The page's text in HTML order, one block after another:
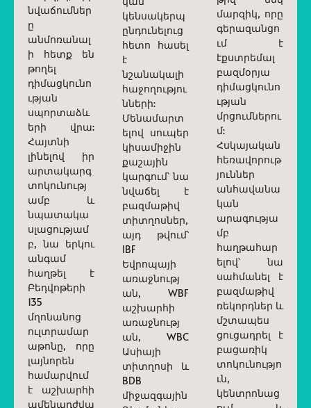
նվաճումներ
ը
անմոռանալ
ի հետք են
թողել
դիմացկունո
ւթյան
սպորտաձև
երի վրա:
Հայտնի
լինելով իր
արտակարգ
տոկունությ
ամբ և
նպատակա
սլացությամ
բ, նա երկու
անգամ
հաղթել է
Բեդվոթերի
135
մղոնանոց
ուլտրամար
աթոնը, որը
լայնորեն
համարվում
է աշխարհի
ամենադժվա
կենսակերպ
ընդունելուց
հետո հասել
է
նշանակալի
հաջողությու
նների:
Մենամարտ
ելով սուպեր
կիսամիջին
քաշային
կարգում՝ նա
նվաճել է
բազմաթիվ
տիտղոսներ,
այդ թվում՝
IBF
Եվրոպայի
առաջնությ
ան, WBF
աշխարհի
առաջնությ
ան, WBC
Ասիայի
տիտղոսի և
BDB
միջազգային
մարզիկ, որը
գերազանցո
ւմ է
էքստրեմալ
բազմօրյա
դիմացկունո
ւթյան
մրցումներու
մ:
Հսկայական
հեռավորութ
յուններ
անհավանա
կան
արագությա
մբ
հաղթահար
ելով՝ նա
սահմանել է
բազմաթիվ
ռեկորդներ և
մշտապես
ցուցադրել է
բացառիկ
տոկունությո
ւն,
կենտրոնաց